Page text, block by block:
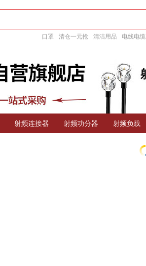
口罩 清仓一元抢 清洁用品 电线电缆
射频连接器 射频功分器 射频负载